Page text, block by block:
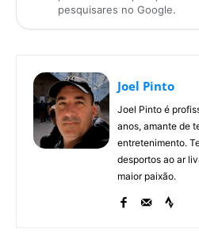
pesquisares no Google.
Joel Pinto
Joel Pinto é
anos, amante de
entretenimento.
desportos ao ar
maior paixão.